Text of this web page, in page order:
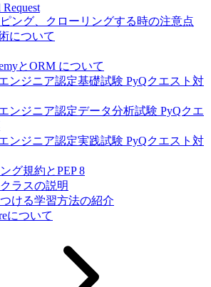
Request
ング、クローリングする時の注意点
について
とORM について
ンジニア認定基礎試験 PyQクエスト対
ンジニア認定データ分析試験 PyQクエ
ンジニア認定実践試験 PyQクエスト対
グ規約とPEP 8
ラスの説明
ける学習方法の紹介
について